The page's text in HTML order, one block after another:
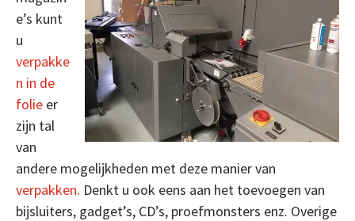
e’s kunt
u
verpakke
n in de
folie er
zijn tal
van
andere mogelijkheden met deze manier van
verpakken. Denkt u ook eens aan het toevoegen van
bijsluiters, gadget’s, CD’s, proefmonsters enz. Overige